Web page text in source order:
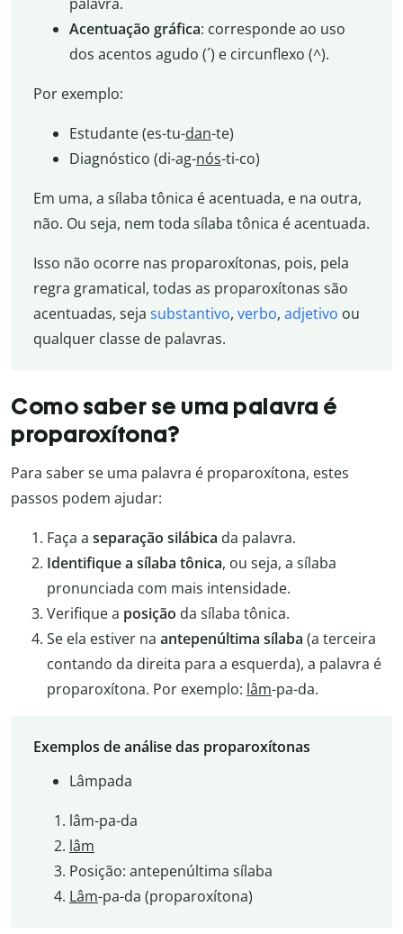
Acentuação gráfica: corresponde ao uso
dos acentos agudo (´) e circunflexo (^).
Por exemplo:
Estudante (es-tu-dan-te)
Diagnóstico (di-ag-nós-ti-co)
Em uma, a sílaba tônica é acentuada, e na outra,
não. Ou seja, nem toda sílaba tônica é acentuada.
Isso não ocorre nas proparoxítonas, pois, pela
regra gramatical, todas as proparoxítonas são
acentuadas, seja substantivo, verbo, adjetivo ou
qualquer classe de palavras.
Como saber se uma palavra é
proparoxítona?
Para saber se uma palavra é proparoxítona, estes
passos podem ajudar:
Faça a separação silábica da palavra.
Identifique a sílaba tônica, ou seja, a sílaba
pronunciada com mais intensidade.
Verifique a posição da sílaba tônica.
Se ela estiver na antepenúltima sílaba (a terceira
contando da direita para a esquerda), a palavra é
proparoxítona. Por exemplo: lâm-pa-da.
Exemplos de análise das proparoxítonas
Lâmpada
lâm-pa-da
lâm
Posição: antepenúltima sílaba
Lâm-pa-da (proparoxítona)